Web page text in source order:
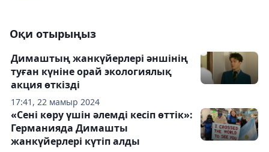
Оқи отырыңыз
17:41, 22 мамыр 2024
Димаштың жанкүйерлері әншінің
туған күніне орай экологиялық
акция өткізді
«Сені көру үшін әлемді кесіп өттік»:
Германияда Димашты
жанкүйерлері күтіп алды